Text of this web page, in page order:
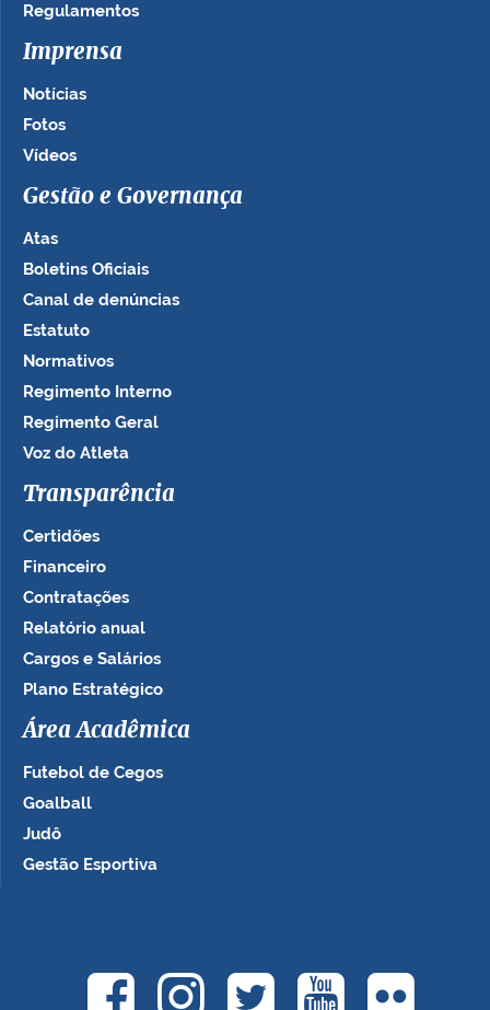
Regulamentos
Imprensa
Notícias
Fotos
Vídeos
Gestão e Governança
Atas
Boletins Oficiais
Canal de denúncias
Estatuto
Normativos
Regimento Interno
Regimento Geral
Voz do Atleta
Transparência
Certidões
Financeiro
Contratações
Relatório anual
Cargos e Salários
Plano Estratégico
Área Acadêmica
Futebol de Cegos
Goalball
Judô
Gestão Esportiva